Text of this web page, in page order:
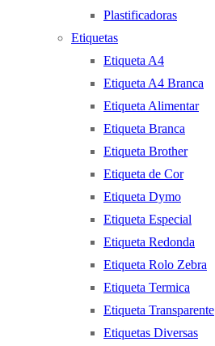
Plastificadoras
Etiquetas
Etiqueta A4
Etiqueta A4 Branca
Etiqueta Alimentar
Etiqueta Branca
Etiqueta Brother
Etiqueta de Cor
Etiqueta Dymo
Etiqueta Especial
Etiqueta Redonda
Etiqueta Rolo Zebra
Etiqueta Termica
Etiqueta Transparente
Etiquetas Diversas